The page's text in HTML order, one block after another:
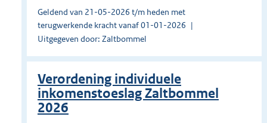
Geldend van 21-05-2026 t/m heden met
terugwerkende kracht vanaf 01-01-2026
Uitgegeven door: Zaltbommel
Verordening individuele
inkomenstoeslag Zaltbommel
2026